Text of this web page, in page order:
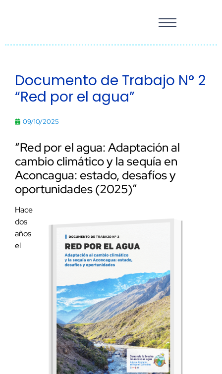
Documento de Trabajo N° 2
“Red por el agua”
09/10/2025
“Red por el agua: Adaptación al
cambio climático y la sequía en
Aconcagua: estado, desafíos y
oportunidades (2025)”
Hace
dos
años
el